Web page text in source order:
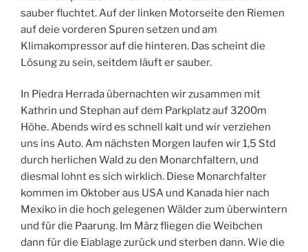
sauber fluchtet. Auf der linken Motorseite den Riemen
auf deie vorderen Spuren setzen und am
Klimakompressor auf die hinteren. Das scheint die
Lösung zu sein, seitdem läuft er sauber.
In Piedra Herrada übernachten wir zusammen mit
Kathrin und Stephan auf dem Parkplatz auf 3200m
Höhe. Abends wird es schnell kalt und wir verziehen
uns ins Auto. Am nächsten Morgen laufen wir 1,5 Std
durch herlichen Wald zu den Monarchfaltern, und
diesmal lohnt es sich wirklich. Diese Monarchfalter
kommen im Oktober aus USA und Kanada hier nach
Mexiko in die hoch gelegenen Wälder zum überwintern
und für die Paarung. Im März fliegen die Weibchen
dann für die Eiablage zurück und sterben dann. Wie die